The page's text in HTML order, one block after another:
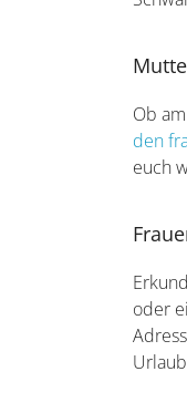
Ob
den
euch
oder